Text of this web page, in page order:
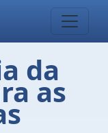
da
as